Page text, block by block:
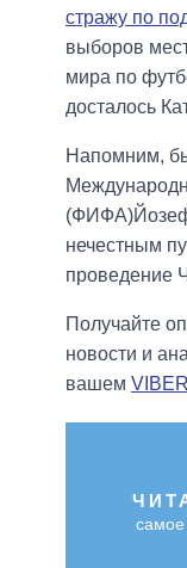
стражу по
выборов
мира по
досталось
Напомним,
(ФИФА)Йозеф
нечестным
проведение
Получайте
новости и
вашем